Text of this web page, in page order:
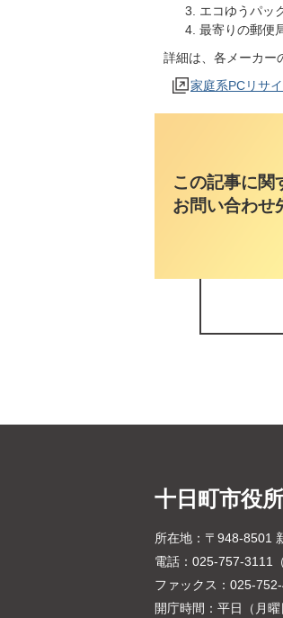
エコゆうパッ
最寄りの郵便
詳細は、各メーカー
家庭系PCリサ
この記事に関
お問い合わせ
十日町市役所
所在地：〒948-8501
電話：025-757-3111（
ファックス：025-
開庁時間：平日（月